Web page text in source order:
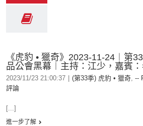
《虎豹 • 獵奇》2023-11-24︱第
品公會黑幕︱主持：江少，嘉賓
2023/11/23 21:00:37 (第33季) 虎豹 • 獵奇, --
評論
[...]
進一步了解